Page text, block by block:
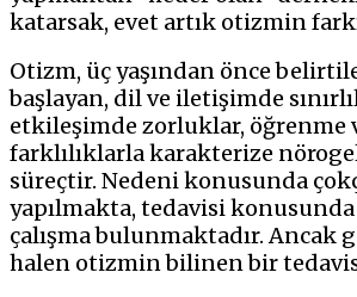
katarsak, evet artık otizmin
Otizm, üç yaşından önce
başlayan, dil ve iletişimde
etkileşimde zorluklar, öğrenme
farklılıklarla karakterize
süreçtir. Nedeni konusunda
yapılmakta, tedavisi konusunda
çalışma bulunmaktadır. Ancak
halen otizmin bilinen bir